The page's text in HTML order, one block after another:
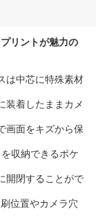
リントが魅力の
は中芯に特殊素材
装着したままカメ
画面をキズから保
収納できるポケ
開閉することがで
位置やカメラ穴